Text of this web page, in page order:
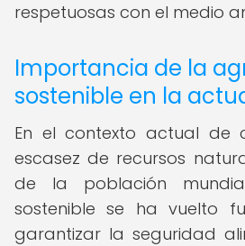
respetuosas con el medio
Importancia de la
sostenible en la
En el contexto actual de
escasez de recursos
de la población
sostenible se ha vuelto
garantizar la seguridad